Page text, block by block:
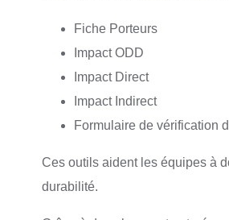
Fiche Porteurs
Impact ODD
Impact Direct
Impact Indirect
Formulaire de vérification
Ces outils aident les équipes à
durabilité.